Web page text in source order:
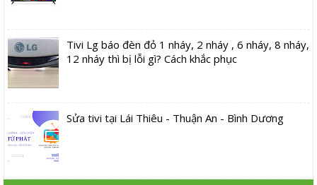
Tivi Lg báo đèn đỏ 1 nháy, 2 nháy , 6 nháy, 8 nháy,
12 nháy thì bị lỗi gì? Cách khắc phục
Sửa tivi tại Lái Thiêu - Thuận An - Bình Dương